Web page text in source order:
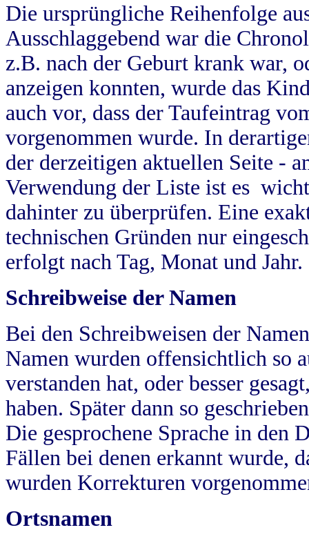
Die ursprüngliche Reihenfolge
Ausschlaggebend war die
z.B. nach der Geburt krank war,
anzeigen konnten, wurde das
auch vor, dass der Taufeintrag
vorgenommen wurde. In
der derzeitigen aktuellen Seite -
Verwendung der Liste ist es
dahinter zu überprüfen. Eine
technischen Gründen nur
erfolgt nach Tag, Monat und Jahr.
Schreibweise der Namen
Bei den Schreibweisen der
Namen wurden offensichtlich so
verstanden hat, oder besser
haben. Später dann so
Die gesprochene Sprache in
Fällen bei denen erkannt wurde,
wurden Korrekturen
Ortsnamen